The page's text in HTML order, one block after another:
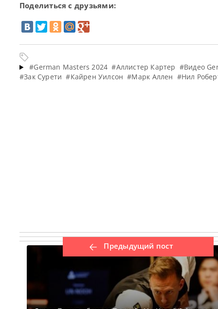
Поделиться с друзьями:
#German Masters 2024 #Аллистер Картер #Видео
#Зак Сурети #Кайрен Уилсон #Марк Аллен #Нил
Предыдущий пост